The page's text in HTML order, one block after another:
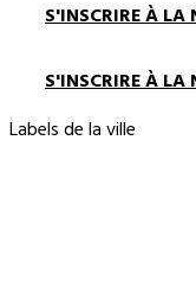
S'INSCRIRE À LA
S'INSCRIRE À LA
Labels de la ville